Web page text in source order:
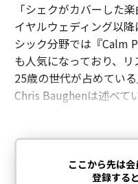
「シェクがカバーした
イヤルウェディング以
シック分野では『Calm
も人気になっており、
25歳の世代が占めてい
Chris Baughenは述べて